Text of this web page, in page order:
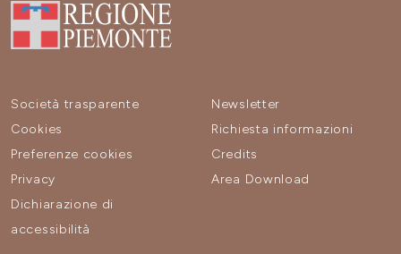
Società trasparente
Cookies
Preferenze cookies
Privacy
Dichiarazione di
accessibilità
Newsletter
Richiesta informazioni
Credits
Area Download